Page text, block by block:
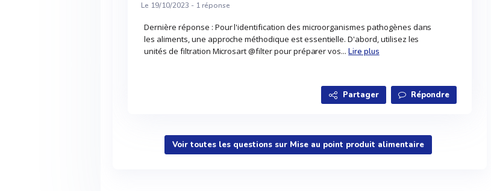
Le 19/10/2023 - 1réponse
Dernière réponse : Pour l'identification des microorganismes pathogènes dans
les aliments, une approche méthodique est essentielle. D'abord, utilisez les
unités de filtration Microsart @filter pour préparer vos...Lire plus
Partager Répondre
Voir toutes les questions sur Mise au point produit alimentaire